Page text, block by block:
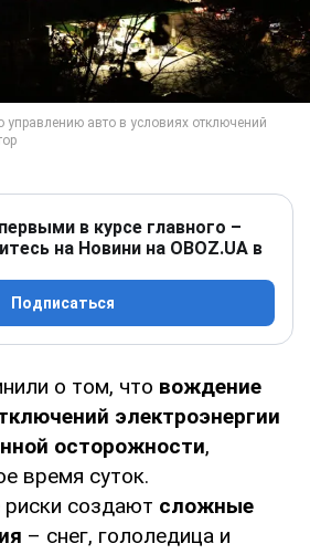
в курсе главного –
на Новини на OBOZ.UA в
Подписаться
о том, что вождение
электроэнергии
осторожности,
время суток.
создают сложные
– снег, гололедица и